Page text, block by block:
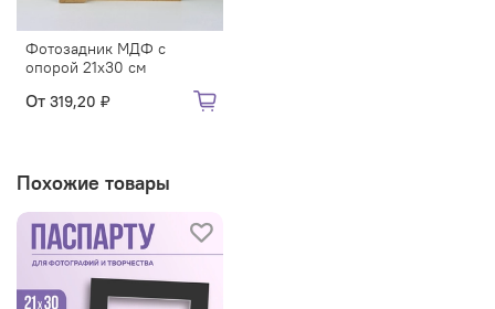
Фотозадник МДФ с
опорой 21х30 см
От 319,20 ₽
Похожие товары